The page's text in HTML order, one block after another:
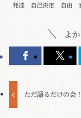
発達
自己決定 自由
よ
ただ語るだけの会